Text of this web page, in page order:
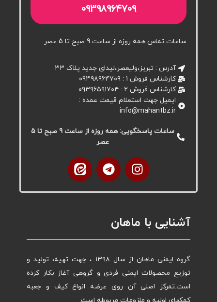
۰۹۳۹۸۹۶۴۷۰۹
ساعات تماس همه روزه از ساعت 9 صبح تا 5 عصر
آدرس : تبریز،ولیعصر،لیدای جدید پلاک ۳۳
کارشناس فروش ۱ : ۰۹۳۹۸۹۶۴۷۰۹
کارشناس فروش 2 : ۰۹۳۹۶۵۹۱۷۰۴
ایمیل جهت استعلام قیمت عمده :
info@mahantbz.ir
ساعات پاسخگویی: همه روزه از ساعت 9 صبح تا 5
عصر
آشنایی با ماهان
گروه ایمنی ماهان از سال ۱۳۹۸ ، جهت تهیه، تولید و
توزیع محصولات ایمنی فردی و گروهی آغاز بکار کرده
است.تمرکز اصلی آن روی عرضه انواع کیف و جعبه